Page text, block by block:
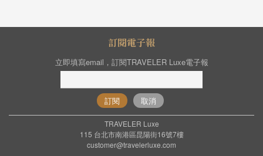
訂閱電子報
立即填寫email，訂閱TRAVELER Luxe電子報
訂閱 取消
TRAVELER Luxe
115 台北市南港區昆陽街16號7樓
customer@travelerluxe.com